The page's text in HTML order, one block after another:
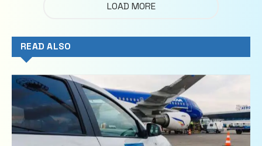
LOAD MORE
READ ALSO